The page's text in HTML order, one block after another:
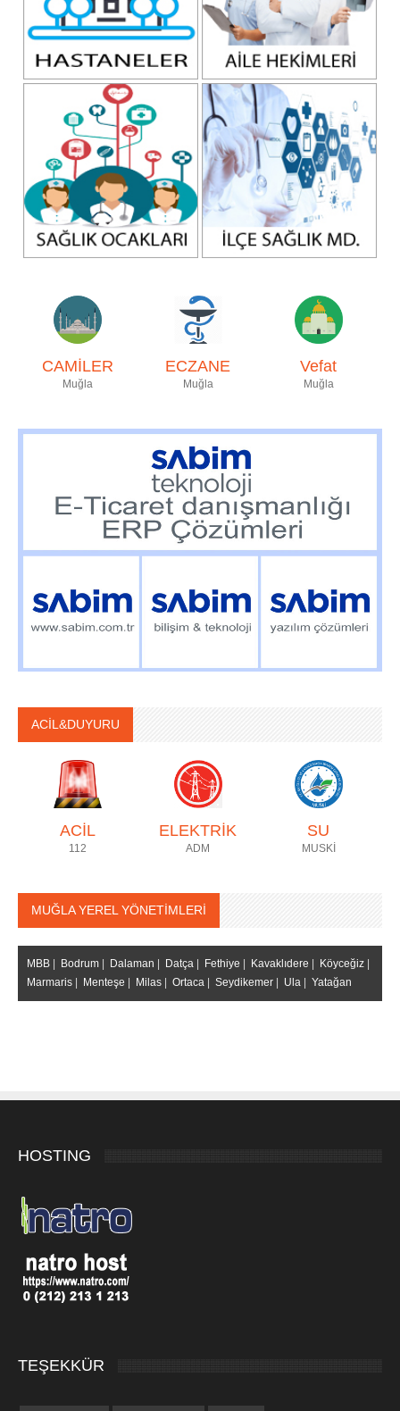
CAMİLER
Muğla
ECZANE
Muğla
Vefat
Muğla
ACİL&DUYURU
ACİL
112
ELEKTRİK
ADM
SU
MUSKİ
MUĞLA YEREL YÖNETİMLERİ
MBB Bodrum Dalaman Datça Fethiye Kavaklıdere Köyceğiz
Marmaris
Menteşe Milas Ortaca Seydikemer Ula Yatağan
HOSTING
TEŞEKKÜR